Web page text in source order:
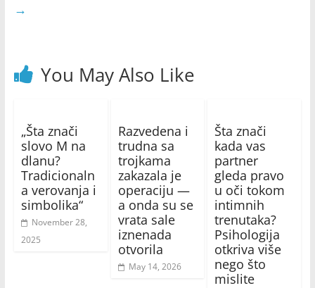
→
You May Also Like
„Šta znači
slovo M na
dlanu?
Tradicionaln
a verovanja i
simbolika“
November 28,
2025
Razvedena i
trudna sa
trojkama
zakazala je
operaciju —
a onda su se
vrata sale
iznenada
otvorila
May 14, 2026
Šta znači
kada vas
partner
gleda pravo
u oči tokom
intimnih
trenutaka?
Psihologija
otkriva više
nego što
mislite